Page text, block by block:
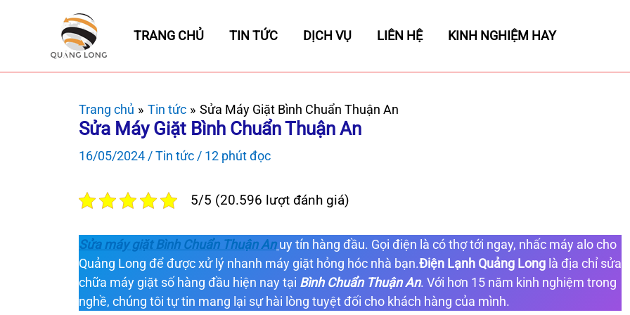
TRANG CHỦ TIN TỨC DỊCH VỤ LIÊN HỆ KINH NGHIỆM HAY
Trang chủ Tin tức Sửa Máy Giặt Bình Chuẩn Thuận An
Sửa Máy Giặt Bình Chuẩn Thuận An
16/05/2024 /Tin tức / 12 phút đọc
5/5 (20.596 lượt đánh giá)
Sửa máy giặt Bình Chuẩn Thuận An uy tín hàng đầu. Gọi điện là có thợ tới ngay, nhấc máy alo cho
Quảng Long để được xử lý nhanh máy giặt hỏng hóc nhà bạn.Điện Lạnh Quảng Long là địa chỉ sửa
chữa máy giặt số hàng đầu hiện nay tại Bình Chuẩn Thuận An. Với hơn 15 năm kinh nghiệm trong
nghề, chúng tôi tự tin mang lại sự hài lòng tuyệt đối cho khách hàng của mình.